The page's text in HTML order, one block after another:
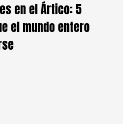
en el Ártico: 5
el mundo entero